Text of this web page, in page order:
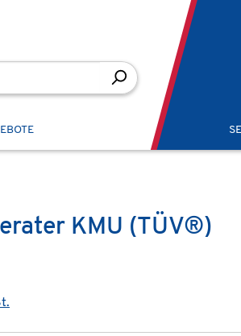
KMU (TÜV®)